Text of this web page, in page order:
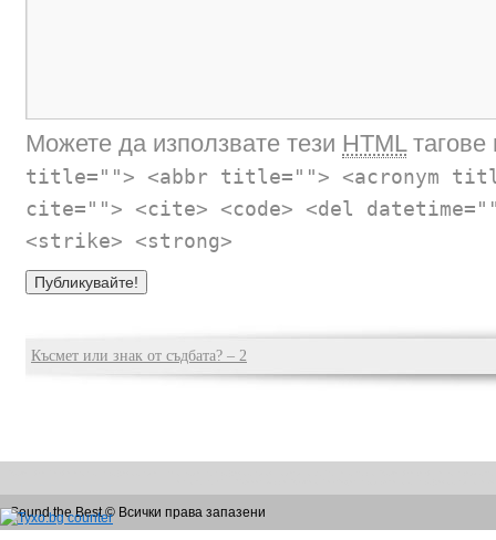
Можете да използвате тези HTMLтагове
title=""> <abbr title=""> <acronym
cite=""> <cite> <code> <del
<strike> <strong>
Късмет или знак от съдбата? – 2
Sound the Best © Всички права запазени